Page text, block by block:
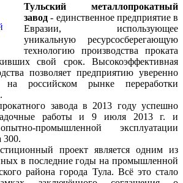
Тульский металлопрокатный
завод - единственное предприятие в
Евразии, использующее
уникальную ресурсосберегающую
технологию производства проката
свой срок. Высокоэффективная
позволяет предприятию уверенно
на российском рынке переработки
завода в 2013 году успешно
работы и 9 июля 2013 г. и
промышленной эксплуатации
300.
проект является одним из
в последние годы на промышленной
района города Тула. Всё это стало